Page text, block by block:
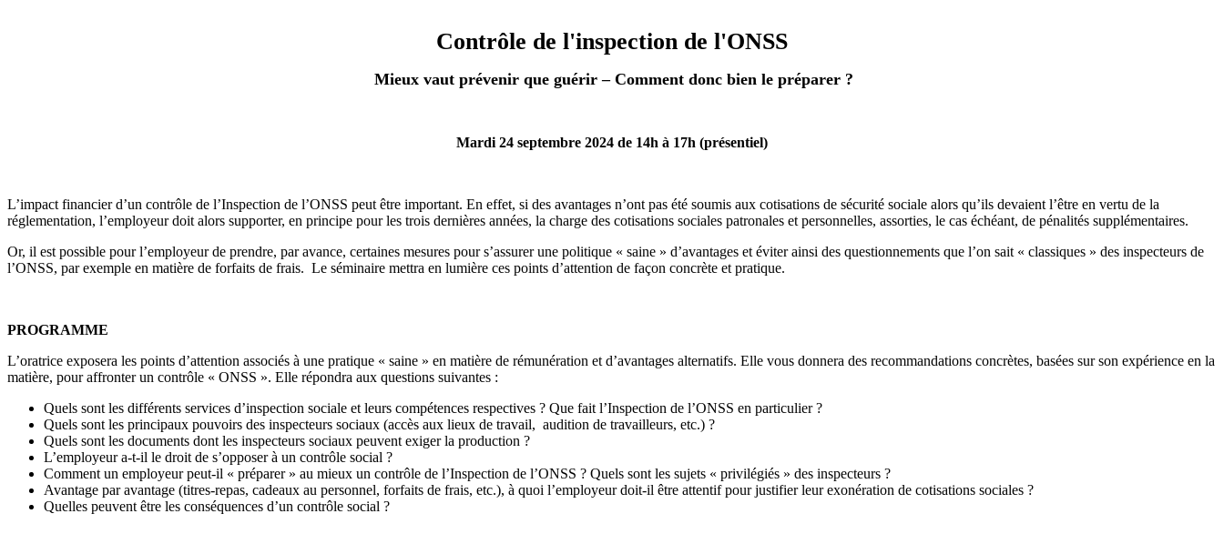
Contrôle de l'inspection de l'ONSS
Mieux vaut prévenir que guérir – Comment donc bien le préparer ?
Mardi 24 septembre 2024 de 14h à 17h (présentiel)
L’impact financier d’un contrôle de l’Inspection de l’ONSS peut être important. En effet, si des avantages n’ont pas été soumis aux cotisations de sécurité sociale alors qu’ils devaient l’être en vertu de la
réglementation, l’employeur doit alors supporter, en principe pour les trois dernières années, la charge des cotisations sociales patronales et personnelles, assorties, le cas échéant, de pénalités supplémentaires.
Or, il est possible pour l’employeur de prendre, par avance, certaines mesures pour s’assurer une politique « saine » d’avantages et éviter ainsi des questionnements que l’on sait « classiques » des inspecteurs de
l’ONSS, par exemple en matière de forfaits de frais. Le séminaire mettra en lumière ces points d’attention de façon concrète et pratique.
PROGRAMME
L’oratrice exposera les points d’attention associés à une pratique « saine » en matière de rémunération et d’avantages alternatifs. Elle vous donnera des recommandations concrètes, basées sur son expérience en la
matière, pour affronter un contrôle « ONSS ». Elle répondra aux questions suivantes :
Quels sont les différents services d’inspection sociale et leurs compétences respectives ? Que fait l’Inspection de l’ONSS en particulier ?
Quels sont les principaux pouvoirs des inspecteurs sociaux (accès aux lieux de travail, audition de travailleurs, etc.) ?
Quels sont les documents dont les inspecteurs sociaux peuvent exiger la production ?
L’employeur a-t-il le droit de s’opposer à un contrôle social ?
Comment un employeur peut-il « préparer » au mieux un contrôle de l’Inspection de l’ONSS ? Quels sont les sujets « privilégiés » des inspecteurs ?
Avantage par avantage (titres-repas, cadeaux au personnel, forfaits de frais, etc.), à quoi l’employeur doit-il être attentif pour justifier leur exonération de cotisations sociales ?
Quelles peuvent être les conséquences d’un contrôle social ?